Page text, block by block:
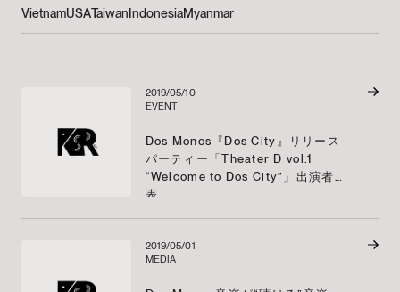
VietnamUSATaiwan IndonesiaMyanmar
2019/05/10
EVENT
Dos Monos『Dos City』リリース
パーティー「Theater D vol.1
“Welcome to Dos City”」出演者発
表
2019/05/01
MEDIA